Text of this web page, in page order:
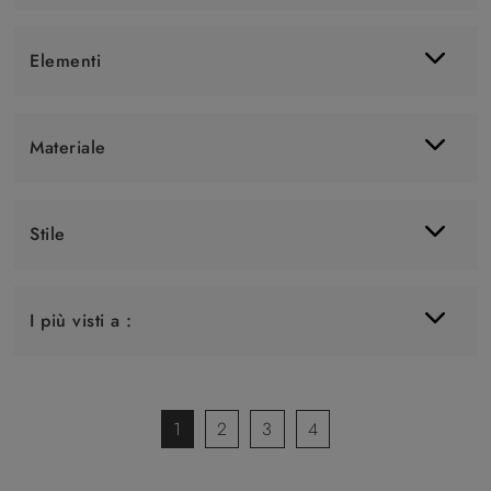
Elementi
Materiale
Stile
I più visti a :
1 2 3 4